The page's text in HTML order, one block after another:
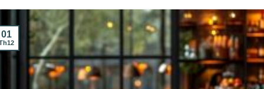
01